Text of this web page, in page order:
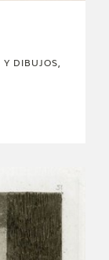
DIBUJOS,